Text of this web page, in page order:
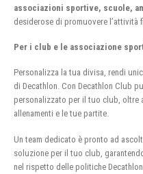
associazioni sportive, scuole,
desiderose di promuovere l’attività
Per i club e le associazione
Personalizza la tua divisa, rendi
di Decathlon. Con Decathlon Club
personalizzato per il tuo club, oltre
allenamenti e le tue partite.
Un team dedicato è pronto ad
soluzione per il tuo club,
nel rispetto delle politiche Decathlon.